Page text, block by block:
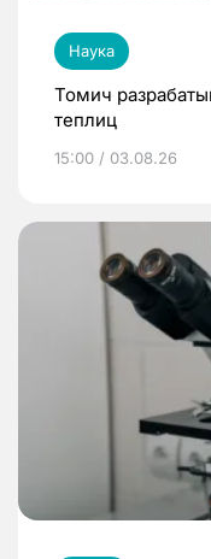
Наука
Томич
теплиц
15:00 / 03.08.26